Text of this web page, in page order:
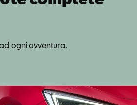
ogni avventura.